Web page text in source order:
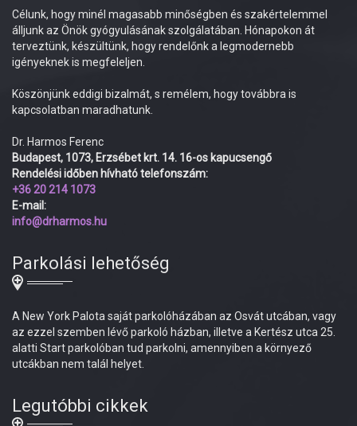
Célunk, hogy minél magasabb minőségben és szakértelemmel
álljunk az Önök gyógyulásának szolgálatában. Hónapokon át
terveztünk, készültünk, hogy rendelőnk a legmodernebb
igényeknek is megfeleljen.
Köszönjünk eddigi bizalmát, s remélem, hogy továbbra is
kapcsolatban maradhatunk.
Dr. Harmos Ferenc
Budapest, 1073, Erzsébet krt. 14. 16-os kapucsengő
Rendelési időben hívható telefonszám:
+36 20 214 1073
E-mail:
info@drharmos.hu
Parkolási lehetőség
A New York Palota saját parkolóházában az Osvát utcában, vagy
az ezzel szemben lévő parkoló házban, illetve a Kertész utca 25.
alatti Start parkolóban tud parkolni, amennyiben a környező
utcákban nem talál helyet.
Legutóbbi cikkek